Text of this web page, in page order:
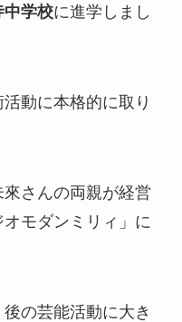
中学校に進学しまし
動に本格的に取り
さんの両親が経営
モダンミリィ」に
の芸能活動に大き